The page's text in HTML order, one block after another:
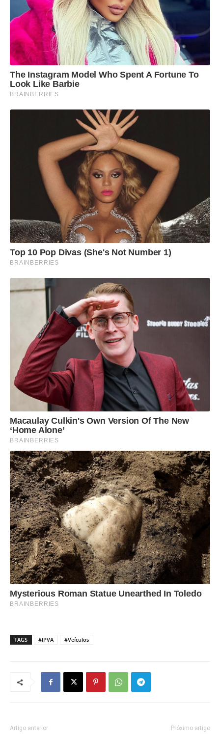
TAGS #IPVA #Veículos
Artigo anterior Próximo artigo